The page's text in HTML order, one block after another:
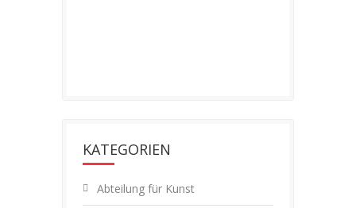
KATEGORIEN
Abteilung für Kunst